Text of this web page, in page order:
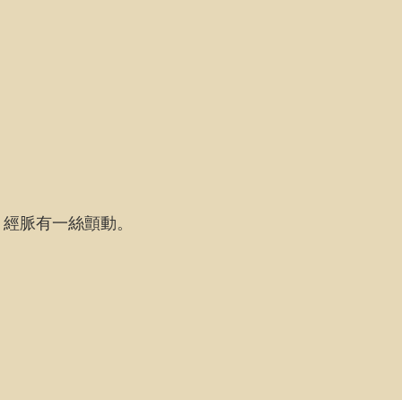
脈有一絲顫動。